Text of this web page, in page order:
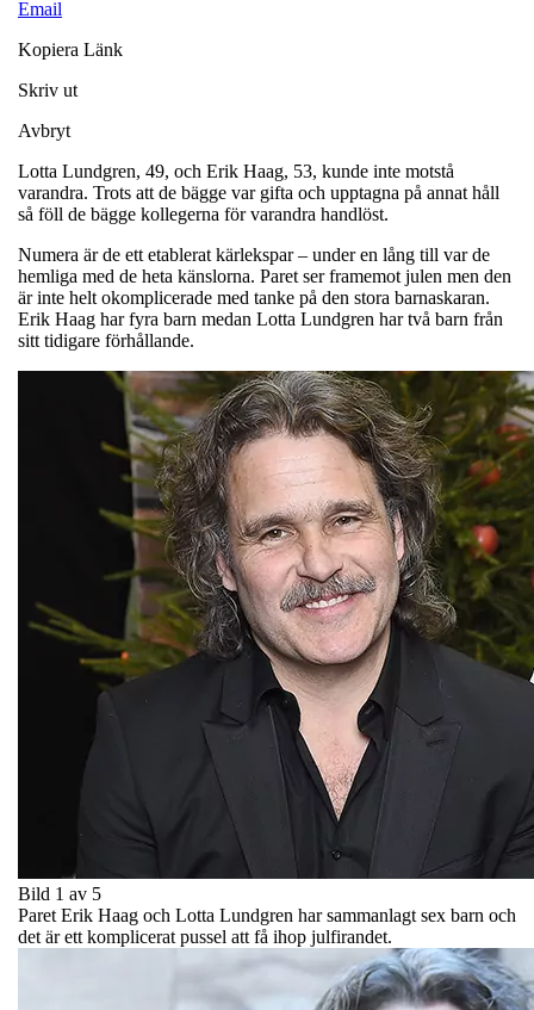
Email
Kopiera Länk
Skriv ut
Avbryt
Lotta Lundgren, 49, och Erik Haag, 53, kunde inte motstå
varandra. Trots att de bägge var gifta och upptagna på annat håll
så föll de bägge kollegerna för varandra handlöst.
Numera är de ett etablerat kärlekspar – under en lång till var de
hemliga med de heta känslorna. Paret ser framemot julen men den
är inte helt okomplicerade med tanke på den stora barnaskaran.
Erik Haag har fyra barn medan Lotta Lundgren har två barn från
sitt tidigare förhållande.
Bild 1 av 5
Paret Erik Haag och Lotta Lundgren har sammanlagt sex barn och
det är ett komplicerat pussel att få ihop julfirandet.